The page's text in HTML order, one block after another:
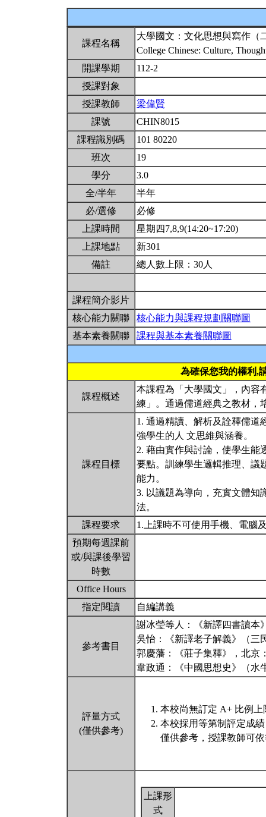
課程名稱
大學國文：文化思想與寫作（
College Chinese: Culture,
開課學期
112-2
授課對象
授課教師
梁偉賢
課號
CHIN8015
課程識別碼
101 80220
班次
19
學分
3.0
全/半年
半年
必/選修
必修
上課時間
星期四7,8,9(14:20~17:20)
上課地點
新301
備註
總人數上限：30人
課程簡介影片
核心能力關聯
核心能力與課程規劃關聯圖
基本素養關聯
課程與基本素養關聯圖
為確保您我的權利,
課程概述
本課程為「大學國文」，內容
練」。通過儒道經典之教材，
課程目標
1. 通過精讀、解析及詮釋儒道
強學生的人 文思維與涵養。
2. 藉由實作與討論，使學生能
要點。訓練學生邏輯推理、議
能力。
3. 以議題為導向，充實文體知
法。
課程要求
1.上課時不可使用手機、電腦
預期每週課前
或/與課後學習
時數
Office Hours
指定閱讀
自編講義
參考書目
謝冰瑩等人：《新譯四書讀本
吳怡：《新譯老子解義》（三
郭慶藩：《莊子集釋》，北京
韋政通：《中國思想史》（水
評量方式
(僅供參考)
本校尚無訂定 A+ 比例上
本校採用等第制評定成
僅供參考，授課教師可
上課形
式